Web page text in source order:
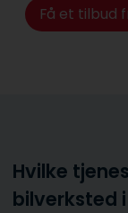
Få et tilbud
Hvilke
bilverksted